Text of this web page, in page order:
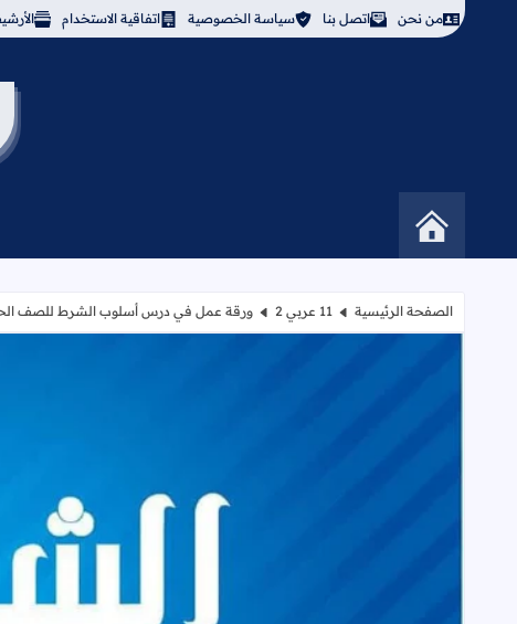
من نحن اتصل بنا سياسة الخصوصية اتفاقية الاستخدام
الصفحة الرئيسية 11 عربي 2 ورقة عمل في درس أسلوب الشرط للصف